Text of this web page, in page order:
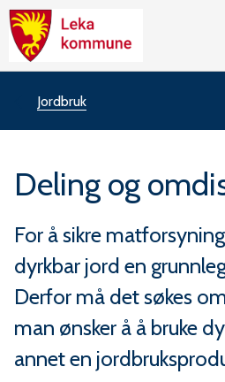
e
k
o
m
m
u
Du
her:
Jordbruk
Deling og
For å sikre
dyrkbar jord en
Derfor må det søkes
man ønsker å å bruke
annet en